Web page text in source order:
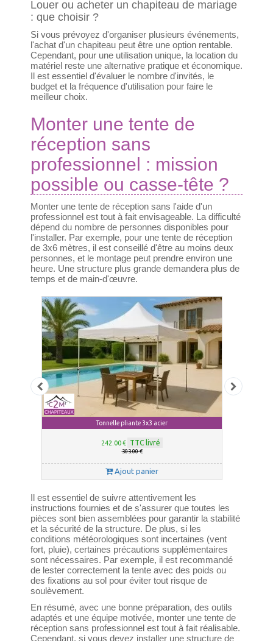
Louer ou acheter un chapiteau de mariage
: que choisir ?
Si vous prévoyez d'organiser plusieurs événements,
l'achat d'un chapiteau peut être une option rentable.
Cependant, pour une utilisation unique, la location du
matériel reste une alternative pratique et économique.
Il est essentiel d'évaluer le nombre d'invités, le
budget et la fréquence d'utilisation pour faire le
meilleur choix.
Monter une tente de
réception sans
professionnel : mission
possible ou casse-tête ?
Monter une tente de réception sans l'aide d'un
professionnel est tout à fait envisageable. La difficulté
dépend du nombre de personnes disponibles pour
l'installer. Par exemple, pour une tente de réception
de 3x6 mètres, il est conseillé d'être au moins deux
personnes, et le montage peut prendre environ une
heure. Une structure plus grande demandera plus de
temps et de main-d'œuvre.
Tonnelle pliante 3x3 acier
242.00 € TTC livré
303.00 €
Ajout panier
Il est essentiel de suivre attentivement les
instructions fournies et de s'assurer que toutes les
pièces sont bien assemblées pour garantir la stabilité
et la sécurité de la structure. De plus, si les
conditions météorologiques sont incertaines (vent
fort, pluie), certaines précautions supplémentaires
sont nécessaires. Par exemple, il est recommandé
de lester correctement la tente avec des poids ou
des fixations au sol pour éviter tout risque de
soulèvement.
En résumé, avec une bonne préparation, des outils
adaptés et une équipe motivée, monter une tente de
réception sans professionnel est tout à fait réalisable.
Cependant, si vous devez installer une structure de